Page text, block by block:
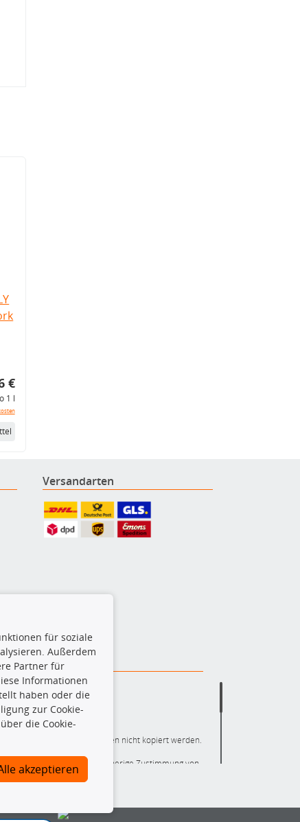
€
1 l
Versandarten
die gesamte Datenbank dürfen nicht kopiert werden.
Datenbank ohne vorherige Zustimmung von
oder diese Handlungen durch Dritte ausführen zu
identifizierte Ersatzteil auch tatsächlich dem
für soziale
Außerdem
Partner für
Informationen
haben oder die
zur Cookie-
die Cookie-
akzeptieren